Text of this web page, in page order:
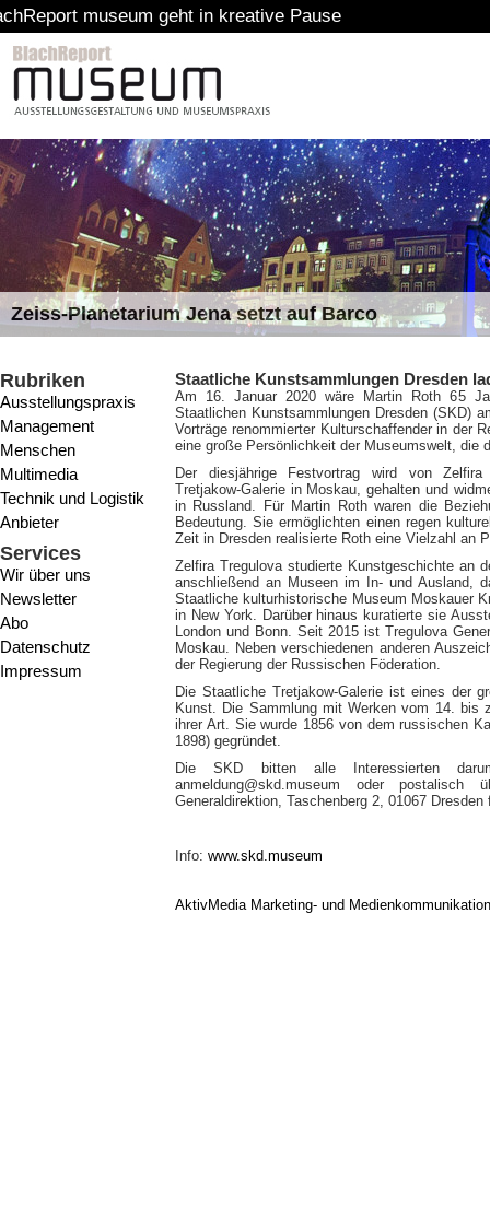
geht in kreative Pause
Zeiss-Planetarium Jena setzt auf Barco
Rubriken
Ausstellungspraxis
Management
Menschen
Multimedia
Technik und Logistik
Anbieter
Services
Wir über uns
Newsletter
Abo
Datenschutz
Impressum
Staatliche Kunstsammlungen Dresden
Am 16. Januar 2020 wäre Martin Roth 65
Staatlichen Kunstsammlungen Dresden (SKD)
Vorträge renommierter Kulturschaffender in der
eine große Persönlichkeit der Museumswelt, die
Der diesjährige Festvortrag wird von Zelfira
Tretjakow-Galerie in Moskau, gehalten und
in Russland. Für Martin Roth waren die
Bedeutung. Sie ermöglichten einen regen
Zeit in Dresden realisierte Roth eine Vielzahl an
Zelfira Tregulova studierte Kunstgeschichte an
anschließend an Museen im In- und Ausland,
Staatliche kulturhistorische Museum Moskauer
in New York. Darüber hinaus kuratierte sie
London und Bonn. Seit 2015 ist Tregulova
Moskau. Neben verschiedenen anderen
der Regierung der Russischen Föderation.
Die Staatliche Tretjakow-Galerie ist eines der
Kunst. Die Sammlung mit Werken vom 14. bis
ihrer Art. Sie wurde 1856 von dem russischen
1898) gegründet.
Die SKD bitten alle Interessierten
anmeldung@skd.museum oder postalisch
Generaldirektion, Taschenberg 2, 01067
Info: www.skd.museum
AktivMedia Marketing- und